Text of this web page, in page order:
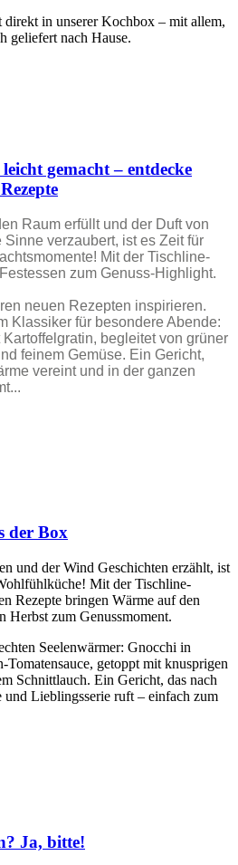
direkt in unserer Kochbox – mit allem,
geliefert nach Hause.
leicht gemacht – entdecke
Raum erfüllt und der Duft von
verzaubert, ist es Zeit für
Mit der Tischline-
zum Genuss-Highlight.
neuen Rezepten inspirieren.
Klassiker für besondere Abende:
begleitet von grüner
feinem Gemüse. Ein Gericht,
vereint und in der ganzen
der Box
und der Wind Geschichten erzählt, ist
Mit der Tischline-
Rezepte bringen Wärme auf den
Herbst zum Genussmoment.
Seelenwärmer: Gnocchi in
Tomatensauce, getoppt mit knusprigen
Schnittlauch. Ein Gericht, das nach
und Lieblingsserie ruft – einfach zum
Ja, bitte!